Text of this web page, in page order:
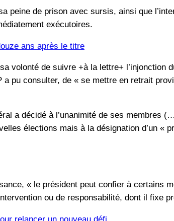
de prison avec sursis, ainsi que
exécutoires.
ans après le titre
volonté de suivre +à la lettre+ l’injonction
pu consulter, de « se mettre en retrait
a décidé à l’unanimité de ses membres
élections mais à la désignation d’un «
« le président peut confier à certains
ou de responsabilité, dont il fixe
relancer un nouveau défi